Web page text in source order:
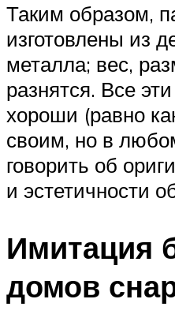
Таким образом,
изготовлены из
металла; вес,
разнятся. Все
хороши (равно
своим, но в
говорить об
и эстетичности
Имитация
домов